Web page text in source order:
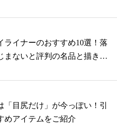
ライナーのおすすめ10選！落
まないと評判の名品と描き方
「目尻だけ」が今っぽい！引
めアイテムをご紹介